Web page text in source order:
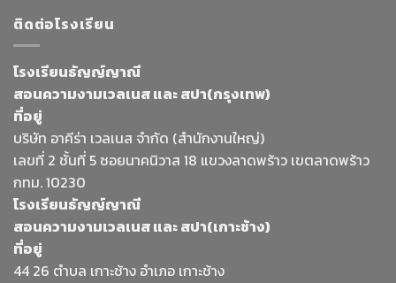
ติดต่อโรงเรียน
โรงเรียนธัญญ์ญาณี
สอนความงามเวลเนส และ สปา(กรุงเทพ)
ที่อยู่
บริษัท อาคีร่า เวลเนส จำกัด (สำนักงานใหญ่)
เลขที่ 2 ชั้นที่ 5 ซอยนาคนิวาส 18 แขวงลาดพร้าว เขตลาดพร้าว
กทม. 10230
โรงเรียนธัญญ์ญาณี
สอนความงามเวลเนส และ สปา(เกาะช้าง)
ที่อยู่
44 26 ตำบล เกาะช้าง อำเภอ เกาะช้าง